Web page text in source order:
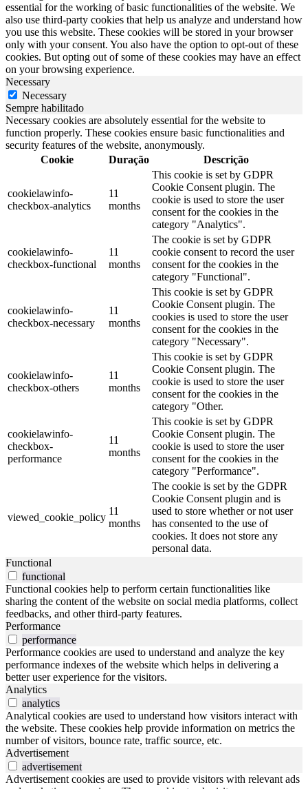
essential for the working of basic functionalities of the website. We
also use third-party cookies that help us analyze and understand how
you use this website. These cookies will be stored in your browser
only with your consent. You also have the option to opt-out of these
cookies. But opting out of some of these cookies may have an effect
on your browsing experience.
Necessary
Necessary
Sempre habilitado
Necessary cookies are absolutely essential for the website to
function properly. These cookies ensure basic functionalities and
security features of the website, anonymously.
Cookie
Duração Descrição
cookielawinfo-
checkbox-analytics
11
months
This cookie is set by GDPR
Cookie Consent plugin. The
cookie is used to store the user
consent for the cookies in the
category "Analytics".
cookielawinfo-
checkbox-functional
11
months
The cookie is set by GDPR
cookie consent to record the user
consent for the cookies in the
category "Functional".
cookielawinfo-
checkbox-necessary
11
months
This cookie is set by GDPR
Cookie Consent plugin. The
cookies is used to store the user
consent for the cookies in the
category "Necessary".
cookielawinfo-
checkbox-others
11
months
This cookie is set by GDPR
Cookie Consent plugin. The
cookie is used to store the user
consent for the cookies in the
category "Other.
cookielawinfo-
checkbox-
performance
11
months
This cookie is set by GDPR
Cookie Consent plugin. The
cookie is used to store the user
consent for the cookies in the
category "Performance".
viewed_cookie_policy
11
months
The cookie is set by the GDPR
Cookie Consent plugin and is
used to store whether or not user
has consented to the use of
cookies. It does not store any
personal data.
Functional
functional
Functional cookies help to perform certain functionalities like
sharing the content of the website on social media platforms, collect
feedbacks, and other third-party features.
Performance
performance
Performance cookies are used to understand and analyze the key
performance indexes of the website which helps in delivering a
better user experience for the visitors.
Analytics
analytics
Analytical cookies are used to understand how visitors interact with
the website. These cookies help provide information on metrics the
number of visitors, bounce rate, traffic source, etc.
Advertisement
advertisement
Advertisement cookies are used to provide visitors with relevant ads